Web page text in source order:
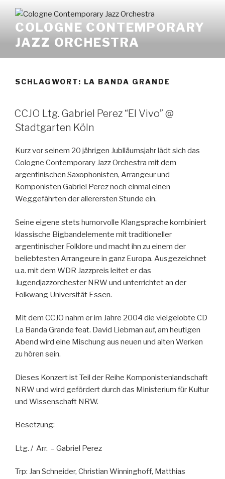
Inhalt
springenCOLOGNE CONTEMPORARY
JAZZ ORCHESTRA
SCHLAGWORT: LA BANDA GRANDE
CCJO Ltg. Gabriel Perez “El Vivo” @
Stadtgarten Köln
Kurz vor seinem 20 jährigen Jublläumsjahr lädt sich das
Cologne Contemporary Jazz Orchestra mit dem
argentinischen Saxophonisten, Arrangeur und
Komponisten Gabriel Perez noch einmal einen
Weggefährten der allerersten Stunde ein.
Seine eigene stets humorvolle Klangsprache kombiniert
klassische Bigbandelemente mit traditioneller
argentinischer Folklore und macht ihn zu einem der
beliebtesten Arrangeure in ganz Europa. Ausgezeichnet
u.a. mit dem WDR Jazzpreis leitet er das
Jugendjazzorchester NRW und unterrichtet an der
Folkwang Universität Essen.
Mit dem CCJO nahm er im Jahre 2004 die vielgelobte CD
La Banda Grande feat. David Liebman auf, am heutigen
Abend wird eine Mischung aus neuen und alten Werken
zu hören sein.
Dieses Konzert ist Teil der Reihe Komponistenlandschaft
NRW und wird gefördert durch das Ministerium für Kultur
und Wissenschaft NRW.
Besetzung:
Ltg. / Arr. – Gabriel Perez
Trp: Jan Schneider, Christian Winninghoff, Matthias